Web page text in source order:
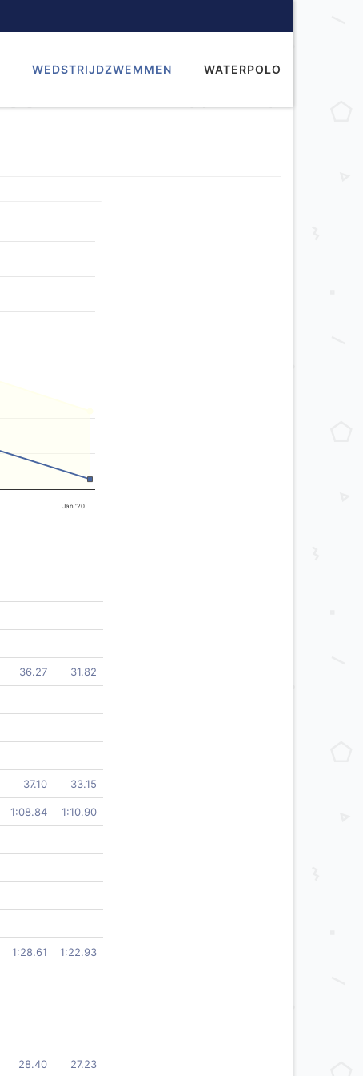
WEDSTRIJDZWEMMEN WATERPOLO
Jan '20
36.27 31.82
37.10 33.15
1:08.84 1:10.90
1:28.61 1:22.93
28.40 27.23